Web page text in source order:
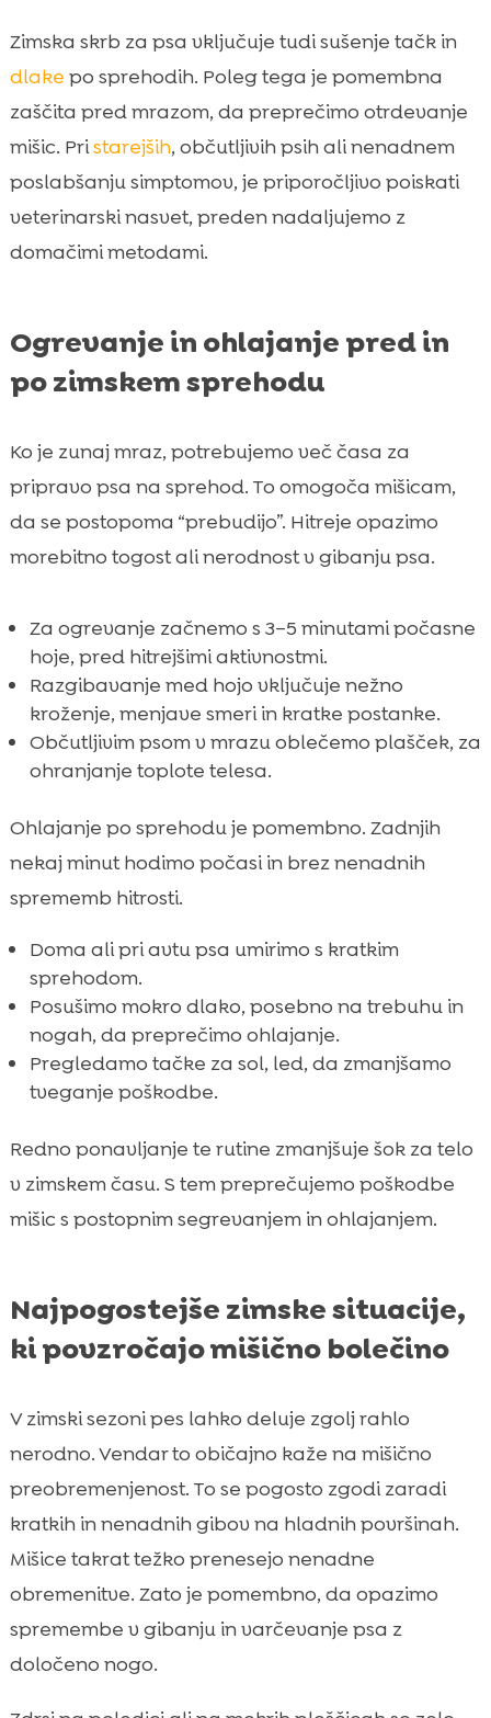
Zimska skrb za psa vključuje tudi sušenje tačk in
dlake po sprehodih. Poleg tega je pomembna
zaščita pred mrazom, da preprečimo otrdevanje
mišic. Pristarejših, občutljivih psih ali nenadnem
poslabšanju simptomov, je priporočljivo poiskati
veterinarski nasvet, preden nadaljujemo z
domačimi metodami.
Ogrevanje in ohlajanje pred in
po zimskem sprehodu
Ko je zunaj mraz, potrebujemo več časa za
pripravo psa na sprehod. To omogoča mišicam,
da se postopoma “prebudijo”. Hitreje opazimo
morebitno togost ali nerodnost v gibanju psa.
Za ogrevanje začnemo s 3–5 minutami počasne
hoje, pred hitrejšimi aktivnostmi.
Razgibavanje med hojo vključuje nežno
kroženje, menjave smeri in kratke postanke.
Občutljivim psom v mrazu oblečemo plašček, za
ohranjanje toplote telesa.
Ohlajanje po sprehodu je pomembno. Zadnjih
nekaj minut hodimo počasi in brez nenadnih
sprememb hitrosti.
Doma ali pri avtu psa umirimo s kratkim
sprehodom.
Posušimo mokro dlako, posebno na trebuhu in
nogah, da preprečimo ohlajanje.
Pregledamo tačke za sol, led, da zmanjšamo
tveganje poškodbe.
Redno ponavljanje te rutine zmanjšuje šok za telo
v zimskem času. S tem preprečujemo poškodbe
mišic s postopnim segrevanjem in ohlajanjem.
Najpogostejše zimske situacije,
ki povzročajo mišično bolečino
V zimski sezoni pes lahko deluje zgolj rahlo
nerodno. Vendar to običajno kaže na mišično
preobremenjenost. To se pogosto zgodi zaradi
kratkih in nenadnih gibov na hladnih površinah.
Mišice takrat težko prenesejo nenadne
obremenitve. Zato je pomembno, da opazimo
spremembe v gibanju in varčevanje psa z
določeno nogo.